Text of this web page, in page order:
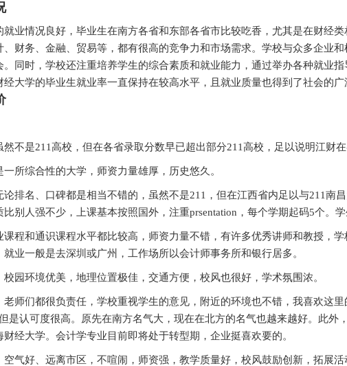
就业情况良好，毕业生在南方各省和东部各省市比较吃香，尤其是在财经
、财务、金融、贸易等，都有很高的竞争力和市场需求。学校与众多企业
。同时，学校还注重培养学生的综合素质和就业能力，通过举办各种就业
大学的毕业生就业率一直保持在较高水平，且就业质量也得到了社会的广
不是211高校，但在各省录取分数早已超出部分211高校，足以说明江财在
所综合性的大学，师资力量雄厚，历史悠久。
论排名、口碑都是相当不错的，虽然不是211，但在江西省内足以与211南
别人强不少，上课基本按照国外，注重prsentation，每个学期起码5个。学
课程和通识课程水平都比较高，师资力量不错，有许多优秀讲师和教授，
业一般是去深圳或广州，工作场所以会计师事务所和银行居多。
园环境优美，地理位置极佳，交通方便，校风也很好，学术氛围浓。
老师们都很负责任，学校重视学生的意见，附近的环境也不错，我喜欢这
是认可度很高。原先在南方名气大，现在在北方的名气也越来越好。此外
财经大学。会计学专业目前即将处于转型期，企业挺喜欢要的。
空气好、远离市区，不喧闹，师资强，教学质量好，校风鼓励创新，拓展